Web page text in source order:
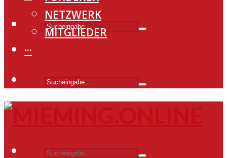
NETZWERK
MITGLIEDER
···